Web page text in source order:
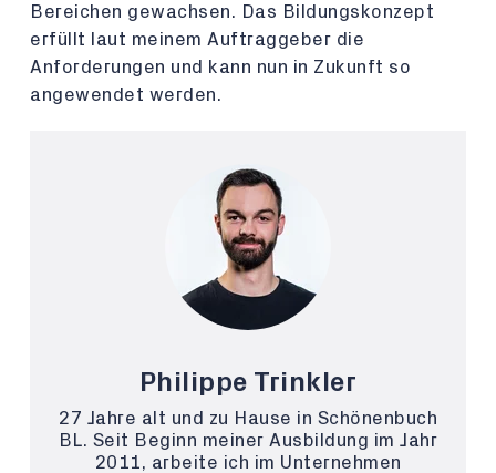
Bereichen gewachsen. Das Bildungskonzept
erfüllt laut meinem Auftraggeber die
Anforderungen und kann nun in Zukunft so
angewendet werden.
Philippe Trinkler
27 Jahre alt und zu Hause in Schönenbuch
BL. Seit Beginn meiner Ausbildung im Jahr
2011, arbeite ich im Unternehmen